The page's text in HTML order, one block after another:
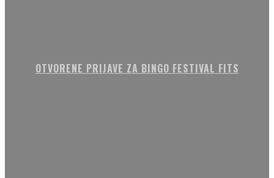
OTVORENE PRIJAVE ZA BINGO FESTIVAL FITS